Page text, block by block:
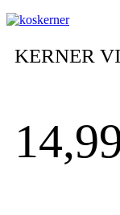
KERNER